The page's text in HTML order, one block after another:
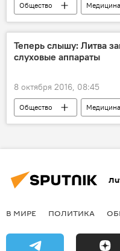
Общество
Донорство крови и органов
Теперь слышу: Литва
слуховые аппараты
8 октября 2016, 08:45
Общество
В МИРЕ ПОЛИТИКА